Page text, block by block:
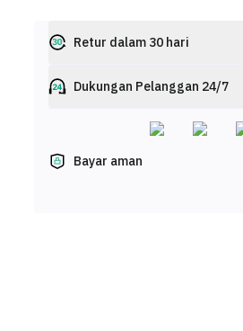
Retur dalam 30 hari
Dukungan Pelanggan 24/7
Bayar aman